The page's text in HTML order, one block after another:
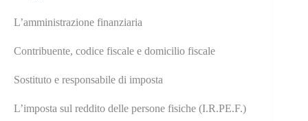
L’amministrazione finanziaria
Contribuente, codice fiscale e domicilio fiscale
Sostituto e responsabile di imposta
L’imposta sul reddito delle persone fisiche (I.R.PE.F.)